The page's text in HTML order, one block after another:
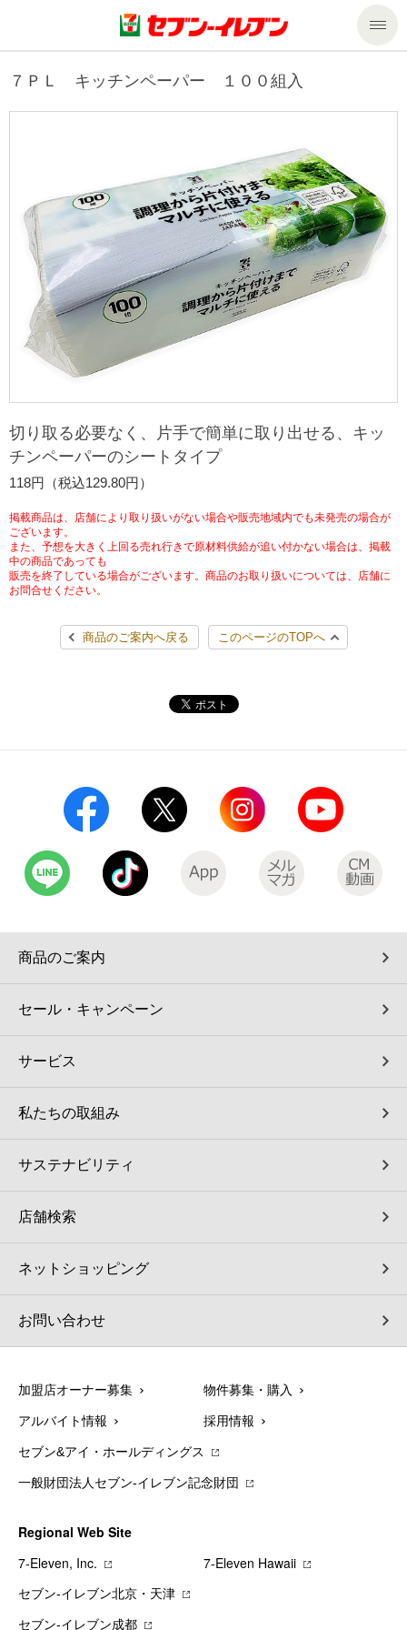
商品のご案内
来週の新商品
商品カテゴリ一覧
セブンプレミアム
食の安全・安心への取組み
ギフト
プリペイドカード・金券
ニンテンドー・ダウンロードカード
サービストップ
nanacoトップ
マルチコピー機でできること
マルチコピー機でできることトップ
コピー
プリント
スキャン
ファクス
チケット
行政サービス
学び・教育
便利なサービス
宅配便
切手・はがき・印紙
セブン銀行ATM
ご利用可能なお支払い方法
各種料金のお支払い
オンラインフォトサービス
宅配ロッカー（店舗限定）
パウダースペース ラブン（店舗限定）
ソフトバンクギフト
チケットサービス
セブンチケット
チケットぴあ
イープラス
CNプレイガイド
セブン‐イレブンでお受取り
タワーレコード
セブンネットショッピング
停電時のサービス停止のお知らせ
企業情報
企業情報トップ
ニュースリリース
企業理念
会社概要
貸借対照表・損益計算書
沿革
国内店舗数
データで見るセブン‐イレブン
セブン-イレブンの横顔
私たちの取組み
サステナビリティ
セブン＆アイ・ホールディングスの重点課題
サステナビリティ活動基本方針
サステナビリティ推進体制
GREEN CHALLENGE 2050
4VISIONS
報告書ライブラリー
加盟店オーナー募集
店舗検索
ネットショッピング
お問い合わせ
English (Corporate)
ภาษาไทย(บริการ)
７ＰＬ キッチンペーパー １００組入
切り取る必要なく、片手で簡単に取り出せる、キッ
チンペーパーのシートタイプ
118円（税込129.80円）
掲載商品は、店舗により取り扱いがない場合や販売地域内でも未発売の場合が
ございます。
また、予想を大きく上回る売れ行きで原材料供給が追い付かない場合は、掲載
中の商品であっても
販売を終了している場合がございます。商品のお取り扱いについては、店舗に
お問合せください。
商品のご案内へ戻る このページのTOPへ
商品のご案内
セール・キャンペーン
サービス
私たちの取組み
サステナビリティ
店舗検索
ネットショッピング
お問い合わせ
加盟店オーナー募集 物件募集・購入
アルバイト情報 採用情報
セブン&アイ・ホールディングス
一般財団法人セブン-イレブン記念財団
Regional Web Site
7‐Eleven, Inc.
7‐Eleven Hawaii
セブン‐イレブン北京・天津
セブン‐イレブン成都